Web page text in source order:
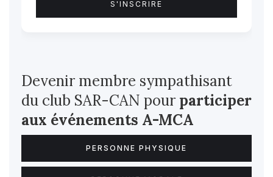
Devenir membre sympathisant
du club SAR-CAN pour participer
aux événements A-MCA
PERSONNE PHYSIQUE